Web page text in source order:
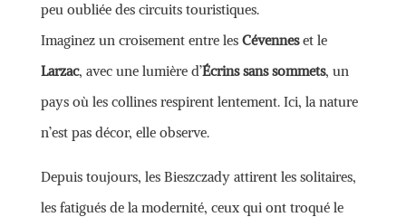
peu oubliée des circuits touristiques.
Imaginez un croisement entre les Cévenneset le
Larzac, avec une lumière d’Écrins sans sommets, un
pays où les collines respirent lentement. Ici, la nature
n’est pas décor, elle observe.
Depuis toujours, les Bieszczady attirent les solitaires,
les fatigués de la modernité, ceux qui ont troqué le